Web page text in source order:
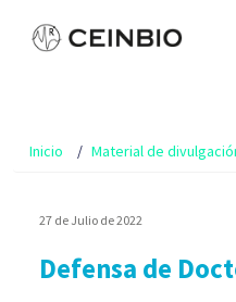
Inicio Material de
27 de Julio de 2022
Defensa de